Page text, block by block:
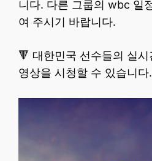
니다. 다른 그룹의 wbc 일
여 주시기 바랍니다.
🔻 대한민국 선수들의 실
영상을 시청할 수 있습니다